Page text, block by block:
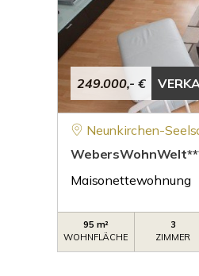
249.000,- €
Neunkirchen-
Maisonettewohnung
95 m²
WOHNFLÄCHE
3
ZIMMER